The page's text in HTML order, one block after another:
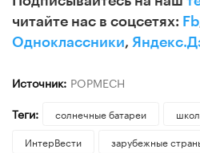
читайте нас в соцсетях: Fb
Одноклассники,
Источник: POPMECH
Теги:
солнечные батареи
ИнтерВести
зарубежные